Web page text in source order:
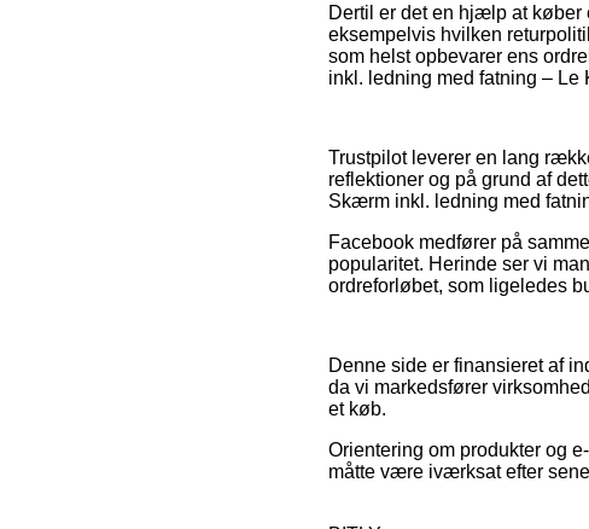
Dertil er det en hjælp at køber
eksempelvis hvilken
som helst opbevarer ens
inkl. ledning med fatning – Le
Trustpilot leverer en lang
reflektioner og på grund af
Skærm inkl. ledning med
Facebook medfører på
popularitet. Herinde ser vi
ordreforløbet, som ligeledes
Denne side er finansieret af
da vi markedsfører
et køb.
Orientering om produkter og
måtte være iværksat efter